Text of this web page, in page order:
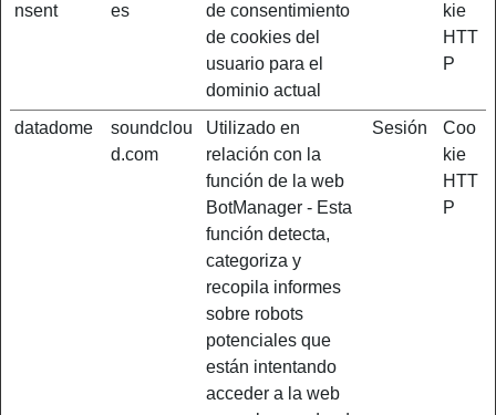
nsent
es
de consentimiento
de cookies del
usuario para el
dominio actual
kie
HTT
P
datadome
soundclou
d.com
Utilizado en
relación con la
función de la web
BotManager - Esta
función detecta,
categoriza y
recopila informes
sobre robots
potenciales que
están intentando
acceder a la web
Sesión
Coo
kie
HTT
P